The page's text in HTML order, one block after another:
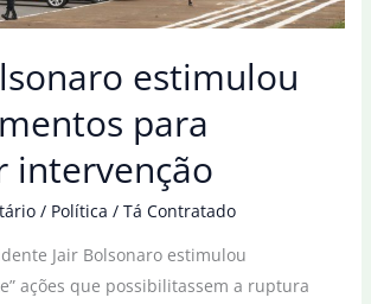
estimulou
para
intervenção
/ Política / Tá Contratado
Jair Bolsonaro estimulou
ações que possibilitassem a ruptura